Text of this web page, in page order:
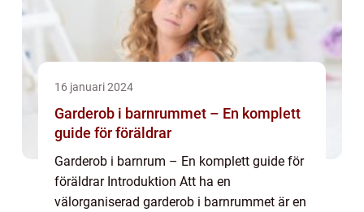
16 januari 2024
Garderob i barnrummet – En komplett
guide för föräldrar
Garderob i barnrum – En komplett guide för
föräldrar Introduktion Att ha en
välorganiserad garderob i barnrummet är en